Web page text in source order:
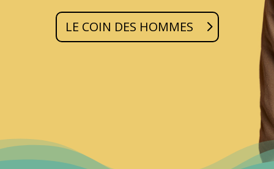
LE COIN DES HOMMES